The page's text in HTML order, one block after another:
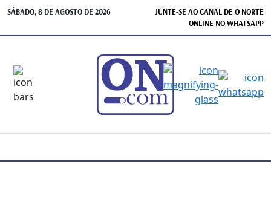
SÁBADO, 8 DE AGOSTO DE 2026
JUNTE-SE AO CANAL DE O NORTE
ONLINE NO WHATSAPP